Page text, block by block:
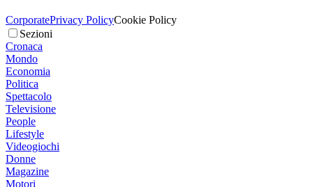
CorporatePrivacy PolicyCookie Policy
Sezioni
Cronaca
Mondo
Economia
Politica
Spettacolo
Televisione
People
Lifestyle
Videogiochi
Donne
Magazine
Motori